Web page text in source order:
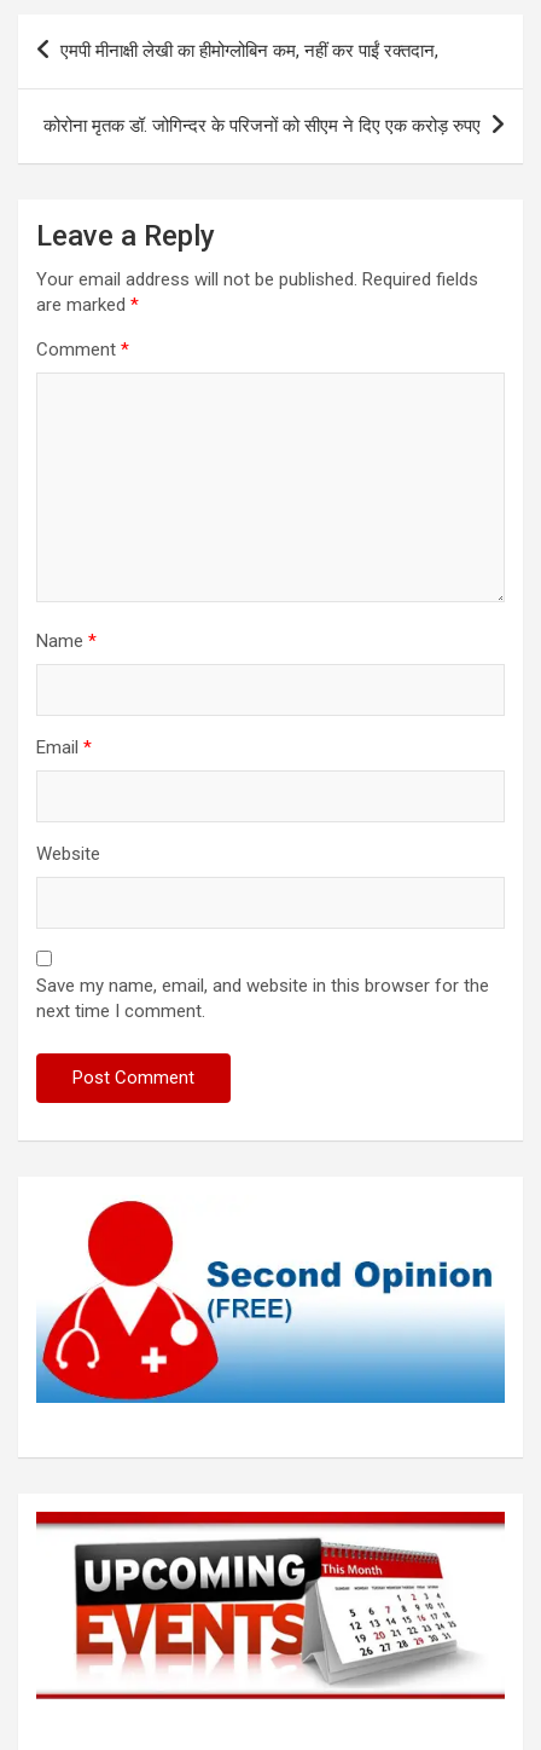
Post
navigation
एमपी मीनाक्षी लेखी का हीमोग्लोबिन कम, नहीं कर पाईं रक्तदान,
कोरोना मृतक डॉ. जोगिन्दर के परिजनों को सीएम ने दिए एक करोड़ रुपए
Leave a Reply
Your email address will not be published. Required fields
are marked *
Comment *
Name *
Email *
Website
Save my name, email, and website in this browser for the
next time I comment.